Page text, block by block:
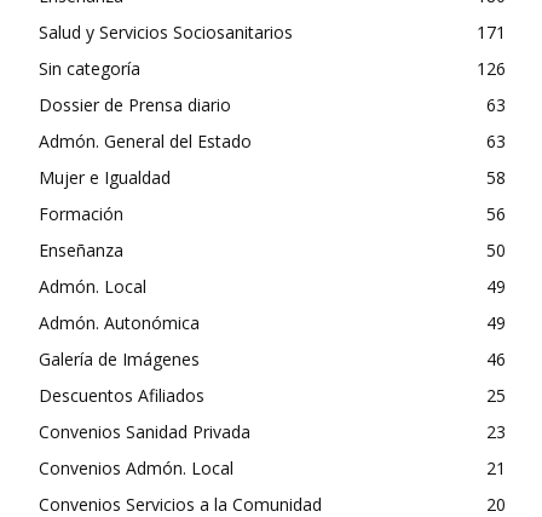
Salud y Servicios Sociosanitarios
171
Sin categoría
126
Dossier de Prensa diario
63
Admón. General del Estado
63
Mujer e Igualdad
58
Formación
56
Enseñanza
50
Admón. Local
49
Admón. Autonómica
49
Galería de Imágenes
46
Descuentos Afiliados
25
Convenios Sanidad Privada
23
Convenios Admón. Local
21
Convenios Servicios a la Comunidad
20